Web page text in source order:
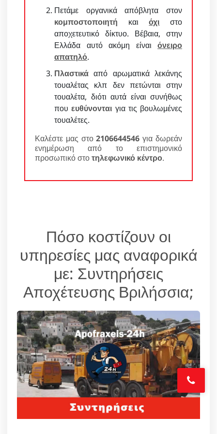
Πετάμε οργανικά απόβλητα στον
κομποστοποιητή καιόχι στο
αποχετευτικό δίκτυο. Βέβαια, στην
Ελλάδα αυτό ακόμη είναι όνειρο
απατηλό.
Πλαστικά από αρωματικά λεκάνης
τουαλέτας κλπ δεν πετώνται στην
τουαλέτα, διότι αυτά είναι συνήθως
πουευθύνονται για τις βουλωμένες
τουαλέτες.
Καλέστε μας στο2106644546 για δωρεάν
ενημέρωση από το επιστημονικό
προσωπικό στοτηλεφωνικό κέντρο.
Πόσο κοστίζουν οι
υπηρεσίες μας αναφορικά
με: Συντηρήσεις
Αποχέτευσης Βριλήσσια;